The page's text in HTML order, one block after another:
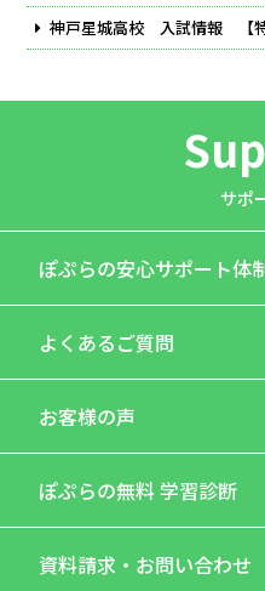
神戸星城高校 入試情報 【特
サポ
ぽぷらの安心サポート体
よくあるご質問
お客様の声
ぽぷらの無料 学習診断
資料請求・ お問い合わせ